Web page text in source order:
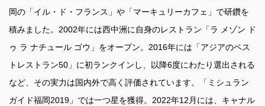
岡の「イル・ド・フランス」や「マーキュリーカフェ」で研鑽を
積みました。2002年には西中洲に自身のレストラン「ラ メゾン ド
ゥ ラ ナチュール ゴウ」をオープン。2016年には「アジアのベス
トレストラン50」に初ランクインし、以降6度にわたり選出される
など、その実力は国内外で高く評価されています。「ミシュラン
ガイド福岡2019」では一つ星を獲得。2022年12月には、キャナル